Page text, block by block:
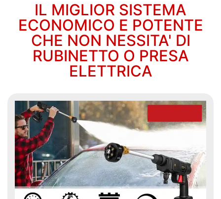
IL MIGLIOR SISTEMA
ECONOMICO E POTENTE
CHE NON NESSITA' DI
RUBINETTO O PRESA
ELETTRICA